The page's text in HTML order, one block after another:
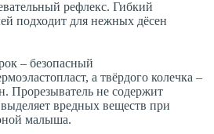
рефлекс. Гибкий
подходит для нежных дёсен
– безопасный
а твёрдого колечка –
Прорезыватель не содержит
вредных веществ при
малыша.